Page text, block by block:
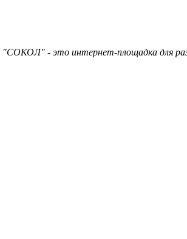
- это интернет-площадка для